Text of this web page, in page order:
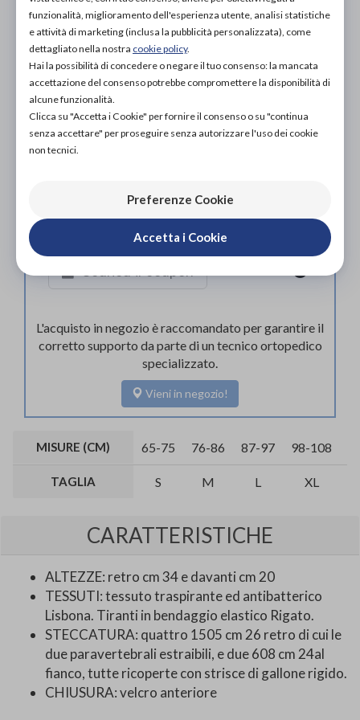
ACQUISTA ONLINE
NON DISPONIBILE
L'acquisto in negozio è raccomandato per garantire il
corretto supporto da parte di un tecnico ortopedico
specializzato.
Vieni in negozio!
MISURE (CM) 65-75 76-86 87-97 98-108
TAGLIA S M L XL
CARATTERISTICHE
ALTEZZE: retro cm 34 e davanti cm 20
TESSUTI: tessuto traspirante ed antibatterico
Lisbona. Tiranti in bendaggio elastico Rigato.
STECCATURA: quattro 1505 cm 26 retro di cui le
due paravertebrali estraibili, e due 608 cm 24al
fianco, tutte ricoperte con strisce di gallone rigido.
CHIUSURA: velcro anteriore
funzionalità, miglioramento dell'esperienza utente, analisi statistiche
e attività di marketing (inclusa la pubblicità personalizzata), come
dettagliato nella nostra cookie policy.
Hai la possibilità di concedere o negare il tuo consenso: la mancata
accettazione del consenso potrebbe compromettere la disponibilità di
alcune funzionalità.
Clicca su "Accetta i Cookie" per fornire il consenso o su "continua
senza accettare" per proseguire senza autorizzare l'uso dei cookie
non tecnici.
Preferenze Cookie
Accetta i Cookie